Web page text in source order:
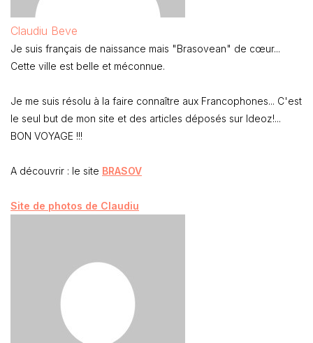
Claudiu Beve
Je suis français de naissance mais "Brasovean" de cœur...
Cette ville est belle et méconnue.
Je me suis résolu à la faire connaître aux Francophones... C'est
le seul but de mon site et des articles déposés sur Ideoz!...
BON VOYAGE !!!
A découvrir : le site BRASOV
Site de photos de Claudiu